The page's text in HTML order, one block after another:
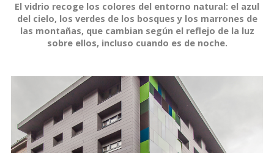
El vidrio recoge los colores del entorno natural: el azul
del cielo, los verdes de los bosques y los marrones de
las montañas, que cambian según el reflejo de la luz
sobre ellos, incluso cuando es de noche.